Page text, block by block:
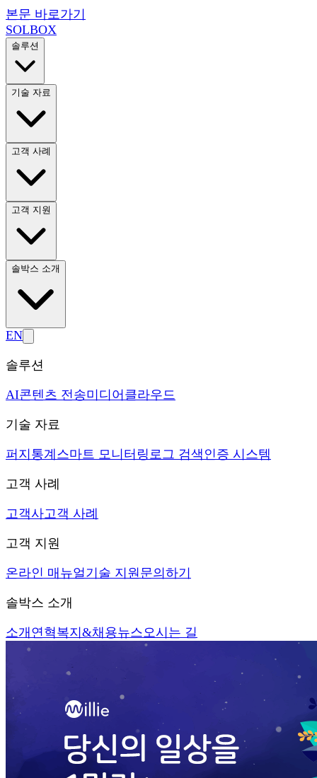
본문 바로가기
SOLBOX
솔루션
기술 자료
고객 사례
고객 지원
솔박스 소개
EN
솔루션
AI콘텐츠 전송미디어 클라우드
기술 자료
퍼지 통계 스마트 모니터링로그 검색 인증 시스템
고객 사례
고객사고객 사례
고객 지원
온라인 매뉴얼 기술 지원 문의하기
솔박스 소개
소개 연혁 복지&채용뉴스오시는 길